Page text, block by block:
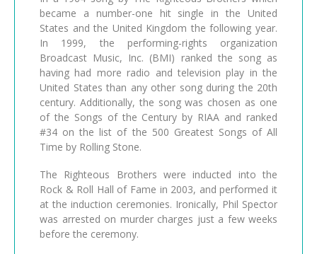
became a number-one hit single in the United
States and the United Kingdom the following year.
In 1999, the performing-rights organization
Broadcast Music, Inc. (BMI) ranked the song as
having had more radio and television play in the
United States than any other song during the 20th
century. Additionally, the song was chosen as one
of the Songs of the Century by RIAA and ranked
#34 on the list of the 500 Greatest Songs of All
Time by Rolling Stone.
The Righteous Brothers were inducted into the
Rock & Roll Hall of Fame in 2003, and performed it
at the induction ceremonies. Ironically, Phil Spector
was arrested on murder charges just a few weeks
before the ceremony.